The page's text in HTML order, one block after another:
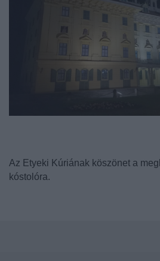
Az Etyeki Kúriának köszönet a
kóstolóra.